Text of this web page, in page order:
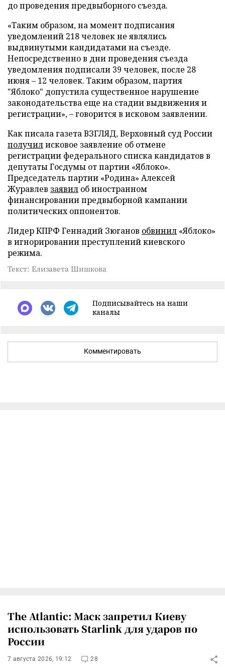
до проведения предвыборного съезда.
«Таким образом, на момент подписания
уведомлений 218 человек не являлись
выдвинутыми кандидатами на съезде.
Непосредственно в дни проведения съезда
уведомления подписали 39 человек, после 28
июня – 12 человек. Таким образом, партия
"Яблоко" допустила существенное нарушение
законодательства еще на стадии выдвижения и
регистрации», – говорится в исковом заявлении.
Как писала газета ВЗГЛЯД, Верховный суд России
получилисковое заявление об отмене
регистрации федерального списка кандидатов в
депутаты Госдумы от партии «Яблоко».
Председатель партии «Родина» Алексей
Журавлев заявил об иностранном
финансировании предвыборной кампании
политических оппонентов.
Лидер КПРФ Геннадий Зюганов обвинил «Яблоко»
в игнорировании преступлений киевского
режима.
Текст: Елизавета Шишкова
Подписывайтесь на наши
каналы
Комментировать
The Atlantic: Маск запретил Киеву
использовать Starlink для ударов по
России
7 августа 2026, 19:12 28